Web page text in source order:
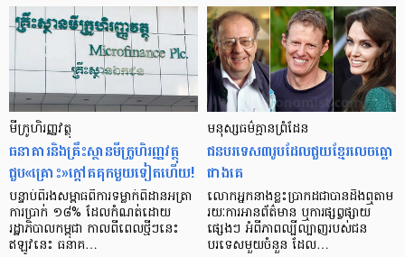
មីក្រូ​ហិរញ្ញវត្ថុ
ធនាគារ​និង​គ្រឹះស្ថាន​មីក្រូ​ហិរញ្ញវត្ថុ​
ជួប«គ្រោះ»ក្តៅ​គគុក​មួយ​ទៀត​ហើយ!
បន្ទាប់​ពី​រង​សម្ពាធ​​ពី​ការ​ទម្លាក់​ពិដាន​អត្រា​
ការ​ប្រាក់ ១៨​% ដែល​កំណត់​ដោយ​
រដ្ឋាភិបាល​កម្ពុជា កាល​ពី​ពេល​ថ្មីៗ​នេះ
ឥឡូវ​នេះ ធនាគ…
មនុស្ស​ធម៌​គ្មាន​ព្រំដែន
ជន​បរទេស​៣​រូប​ដែល​ជួយ​ខ្មែរ​លេច​ធ្លោ​
ជាង​គេ
លោកអ្នក​នាង​ខ្លះ​ប្រាកដ​ជា​បាន​​ដឹង​ឮ​តាម​
រយៈ​ការ​អាន​ព័ត៌មាន ឬ​ការ​ផ្សព្វផ្សាយ​
ផ្សេងៗ អំពី​ភាព​ល្បីល្បាញ​របស់​ជន​
បរទេស​មួយ​ចំនួន ដែល…